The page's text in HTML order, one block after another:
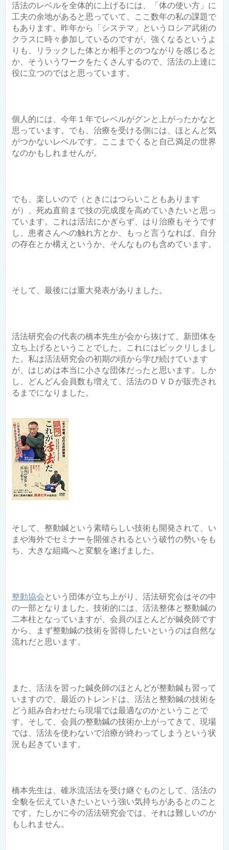
活法のレベルを全体的に上げるには、「体の使い方」に
工夫の余地があると思っていて、ここ数年の私の課題で
もあります。昨年から「システマ」というロシア武術の
クラスに時々参加しているのですが、強くなるというよ
りも、リラックした体とか相手とのつながりを感じると
か、そういうワークをたくさんするので、活法の上達に
役に立つのではと思っています。
個人的には、今年１年でレベルがグンと上がったかなと
思っています。でも、治療を受ける側には、ほとんど気
がつかないレベルです。ここまでくると自己満足の世界
なのかもしれませんが。
でも、楽しいので（ときにはつらいこともあります
が）、死ぬ直前まで技の完成度を高めていきたいと思っ
ています。これは活法にかぎらず、はり治療もそうです
し、患者さんへの触れ方とか、もっと言うなれば、自分
の存在とか構えというか、そんなものも含めています。
そして、最後には重大発表がありました。
活法研究会の代表の橋本先生が会から抜けて、新団体を
立ち上げるということでした。これにはビックリしまし
た。私は活法研究会の初期の頃から学び続けています
が、はじめは本当に小さな団体だったと思います。しか
し、どんどん会員数も増えて、活法のＤＶＤが販売され
るまでになりました。
そして、整動鍼という素晴らしい技術も開発されて、い
まや海外でセミナーを開催されるという破竹の勢いをも
ち、大きな組織へと変貌を遂げました。
整動協会 という団体が立ち上がり、活法研究会はその中
の一部となりました。技術的には、活法整体と整動鍼の
二本柱となっていますが、会員のほとんどが鍼灸師です
から、まず整動鍼の技術を習得したいというのは自然な
流れだと思います。
また、活法を習った鍼灸師のほとんどが整動鍼も習って
いますので、最近のトレンドは、活法と整動鍼の技術を
どう組み合わせたら現場では最適なのかということで
す。そして、会員の整動鍼の技術か上がってきて、現場
では、活法を使わないで治療が終わってしまうという状
況も起きています。
橋本先生は、碓氷流活法を受け継ぐものとして、活法の
全貌を伝えていきたいという強い気持ちがあるとのこと
です。たしかに今の活法研究会では、それは難しいのか
もしれません。